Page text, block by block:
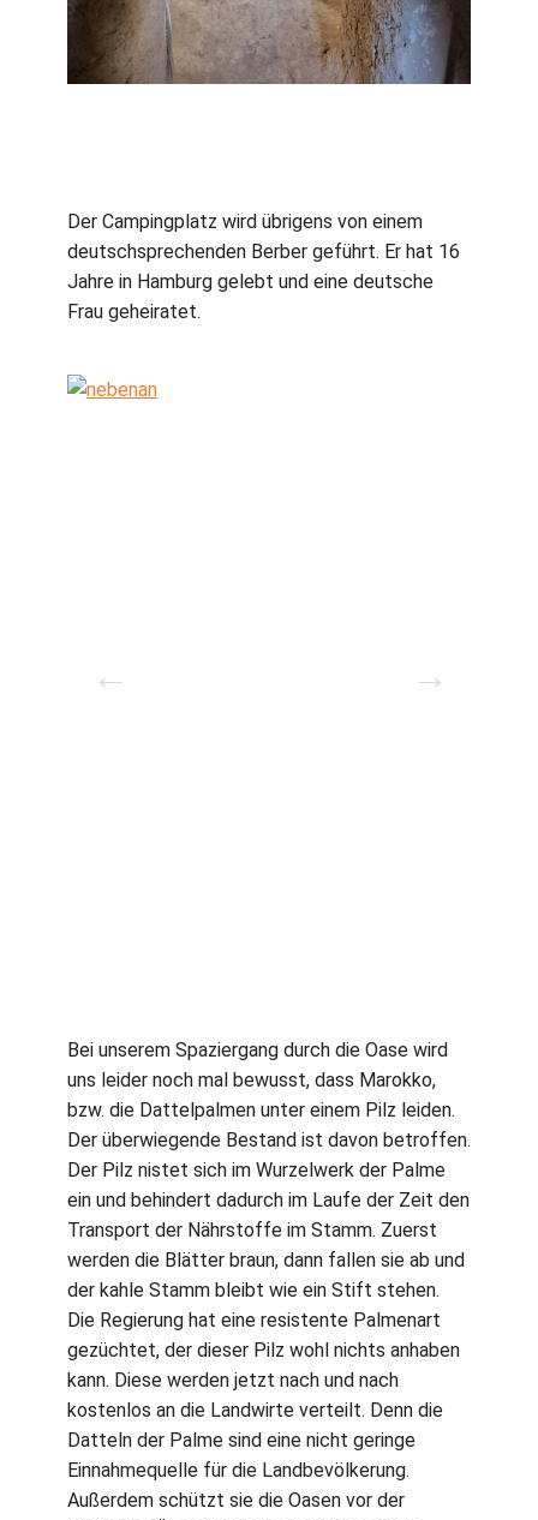
Der Campingplatz wird übrigens von einem
deutschsprechenden Berber geführt. Er hat 16
Jahre in Hamburg gelebt und eine deutsche
Frau geheiratet.
Bei unserem Spaziergang durch die Oase wird
uns leider noch mal bewusst, dass Marokko,
bzw. die Dattelpalmen unter einem Pilz leiden.
Der überwiegende Bestand ist davon betroffen.
Der Pilz nistet sich im Wurzelwerk der Palme
ein und behindert dadurch im Laufe der Zeit den
Transport der Nährstoffe im Stamm. Zuerst
werden die Blätter braun, dann fallen sie ab und
der kahle Stamm bleibt wie ein Stift stehen.
Die Regierung hat eine resistente Palmenart
gezüchtet, der dieser Pilz wohl nichts anhaben
kann. Diese werden jetzt nach und nach
kostenlos an die Landwirte verteilt. Denn die
Datteln der Palme sind eine nicht geringe
Einnahmequelle für die Landbevölkerung.
Außerdem schützt sie die Oasen vor der